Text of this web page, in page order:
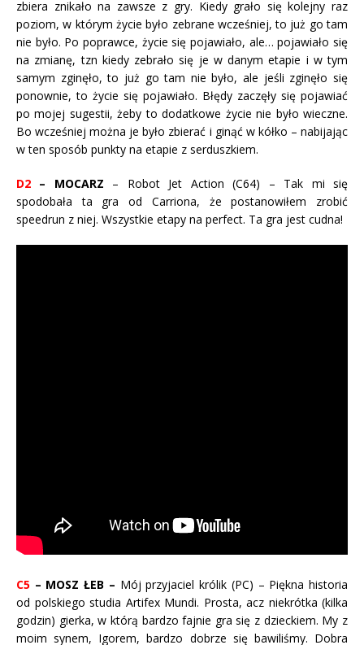
zbiera znikało na zawsze z gry. Kiedy grało się kolejny raz
poziom, w którym życie było zebrane wcześniej, to już go tam
nie było. Po poprawce, życie się pojawiało, ale… pojawiało się
na zmianę, tzn kiedy zebrało się je w danym etapie i w tym
samym zginęło, to już go tam nie było, ale jeśli zginęło się
ponownie, to życie się pojawiało. Błędy zaczęły się pojawiać
po mojej sugestii, żeby to dodatkowe życie nie było wieczne.
Bo wcześniej można je było zbierać i ginąć w kółko – nabijając
w ten sposób punkty na etapie z serduszkiem.
D2 – MOCARZ – Robot Jet Action (C64) – Tak mi się
spodobała ta gra od Carriona, że postanowiłem zrobić
speedrun z niej. Wszystkie etapy na perfect. Ta gra jest cudna!
C5 – MOSZ ŁEB – Mój przyjaciel królik (PC) – Piękna historia
od polskiego studia Artifex Mundi. Prosta, acz niekrótka (kilka
godzin) gierka, w którą bardzo fajnie gra się z dzieckiem. My z
moim synem, Igorem, bardzo dobrze się bawiliśmy. Dobra